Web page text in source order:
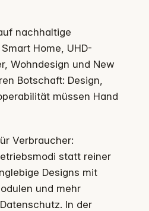
nachhaltige
Home, UHD-
Wohndesign und New
Botschaft: Design,
müssen Hand
Verbraucher:
statt reiner
Designs mit
und mehr
In der